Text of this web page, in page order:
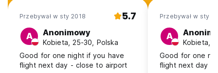
Przebywał w sty 2018 5.7
A Anonimowy
Kobieta, 25-30, Polska
Good for one night if you have
flight next day - close to airport
Przebywał w sty
A
Kobieta,
Good for one
flight next day -